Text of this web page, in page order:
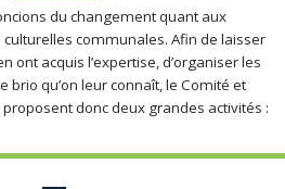
du changement quant aux
communales. Afin de laisser
ont acquis l’expertise, d’organiser les
brio qu’on leur connaît, le Comité et
donc deux grandes activités :